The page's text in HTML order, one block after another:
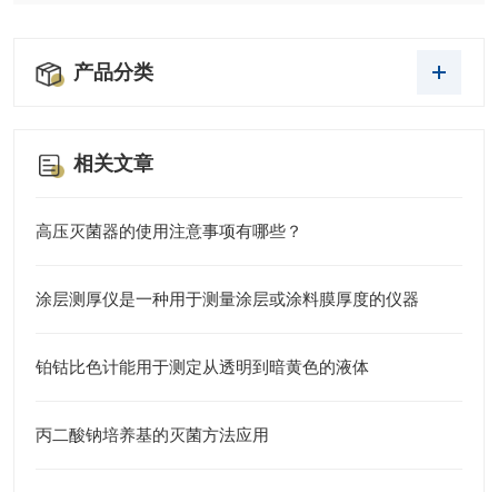
产品分类
相关文章
高压灭菌器的使用注意事项有哪些？
涂层测厚仪是一种用于测量涂层或涂料膜厚度的仪器
铂钴比色计能用于测定从透明到暗黄色的液体
丙二酸钠培养基的灭菌方法应用